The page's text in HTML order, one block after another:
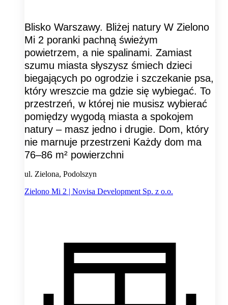
Blisko Warszawy. Bliżej natury W Zielono
Mi 2 poranki pachną świeżym
powietrzem, a nie spalinami. Zamiast
szumu miasta słyszysz śmiech dzieci
biegających po ogrodzie i szczekanie psa,
który wreszcie ma gdzie się wybiegać. To
przestrzeń, w której nie musisz wybierać
pomiędzy wygodą miasta a spokojem
natury – masz jedno i drugie. Dom, który
nie marnuje przestrzeni Każdy dom ma
76–86 m² powierzchni
ul. Zielona, Podolszyn
Zielono Mi 2 | Novisa Development Sp. z o.o.